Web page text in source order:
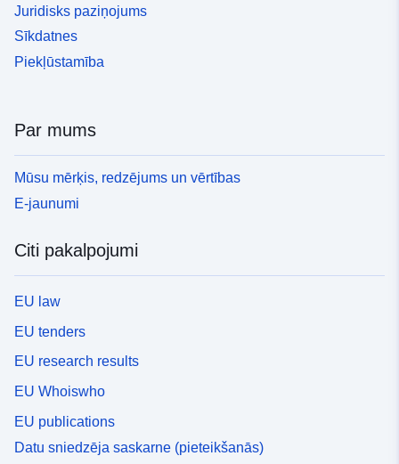
Juridisks paziņojums
Sīkdatnes
Piekļūstamība
Par mums
Mūsu mērķis, redzējums un vērtības
E-jaunumi
Citi pakalpojumi
EU law
EU tenders
EU research results
EU Whoiswho
EU publications
Datu sniedzēja saskarne (pieteikšanās)